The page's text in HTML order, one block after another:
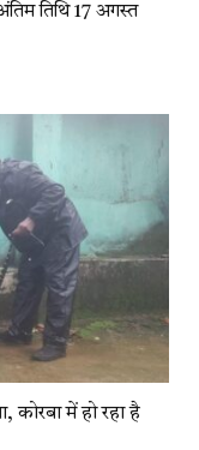
तिथि 17 अगस्त
कोरबा में हो रहा है